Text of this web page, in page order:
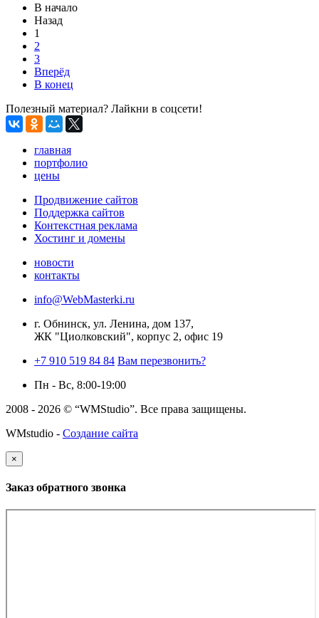
В начало
Назад
1
2
3
Вперёд
В конец
Полезный материал? Лайкни в соцсети!
главная
портфолио
цены
Продвижение сайтов
Поддержка сайтов
Контекстная реклама
Хостинг и домены
новости
контакты
info@WebMasterki.ru
г. Обнинск, ул. Ленина, дом 137,
ЖК "Циолковский", корпус 2, офис 19
+7 910 519 84 84 Вам перезвонить?
Пн - Вс, 8:00-19:00
2008 - 2026 © “WMStudio”. Все права защищены.
WMstudio - Создание сайта
×
Заказ обратного звонка